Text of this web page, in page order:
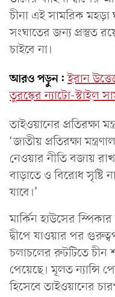
চীনা এই সামরিক মহড়া
সংঘাতের জন্য প্রস্তুত
চাইবে না।
আরও পড়ুন: ইরান
তুরস্কের ন্যাটো-স্টাইল
তাইওয়ানের প্রতিরক্ষা
‘জাতীয় প্রতিরক্ষা
নেওয়ার নীতি বজায়
বাড়াতে ও বিরোধ সৃষ্টি
যাবে।’
মার্কিন হাউসের
দ্বীপে যাওয়ার পর
চলাচলের রুটটিতে চীন
পেয়েছে। মূলত ন্যান্সি
হিসেবে তাইওয়ানের